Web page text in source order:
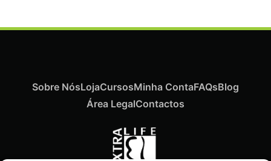
Sobre NósLojaCursosMinha ContaFAQsBlog
Área LegalContactos